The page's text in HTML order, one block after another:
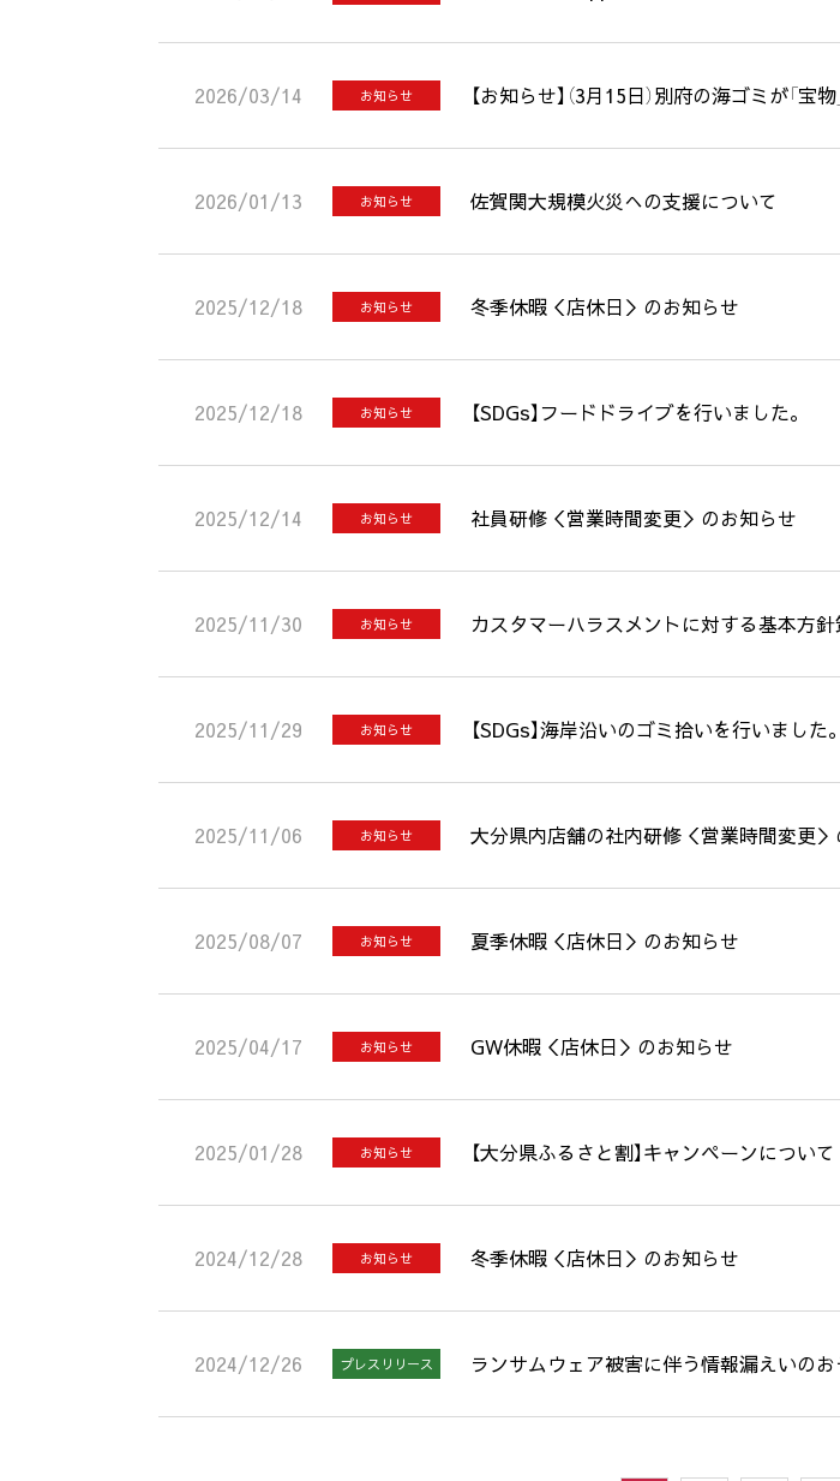
2026/03/14 お知らせ 【お知らせ】（3月15日）別府の海ゴミが「
2026/01/13 お知らせ 佐賀関大規模火災への支援について
2025/12/18 お知らせ 冬季休暇＜店休日＞のお知らせ
2025/12/18 お知らせ 【SDGs】フードドライブを行いました。
2025/12/14 お知らせ 社員研修＜営業時間変更＞のお知らせ
2025/11/30 お知らせ カスタマーハラスメントに対する基本方
2025/11/29 お知らせ 【SDGs】海岸沿いのゴミ拾いを行いました。
2025/11/06 お知らせ 大分県内店舗の社内研修＜営業時間変更
2025/08/07 お知らせ 夏季休暇＜店休日＞のお知らせ
2025/04/17 お知らせ GW休暇＜店休日＞のお知らせ
2025/01/28 お知らせ 【大分県ふるさと割】キャンペーンについて
2024/12/28 お知らせ 冬季休暇＜店休日＞のお知らせ
2024/12/26 プレスリリース ランサムウェア被害に伴う情報漏えいのお